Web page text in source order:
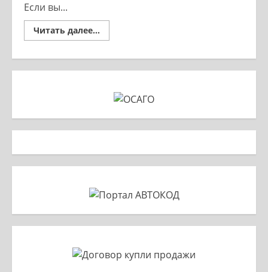
Если вы...
Читать далее...
more
—
преимущества